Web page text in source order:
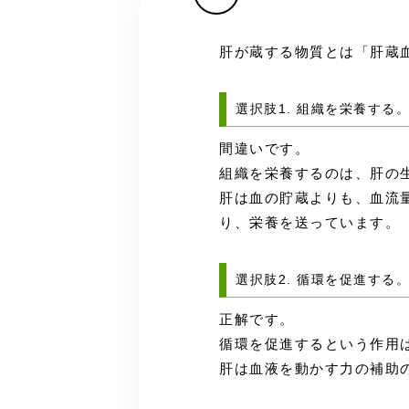
肝が蔵する物質とは「肝蔵
選択肢1. 組織を栄養する。
間違いです。
組織を栄養するのは、肝の
肝は血の貯蔵よりも、血流
り、栄養を送っています。
選択肢2. 循環を促進する。
正解です。
循環を促進するという作用
肝は血液を動かす力の補助